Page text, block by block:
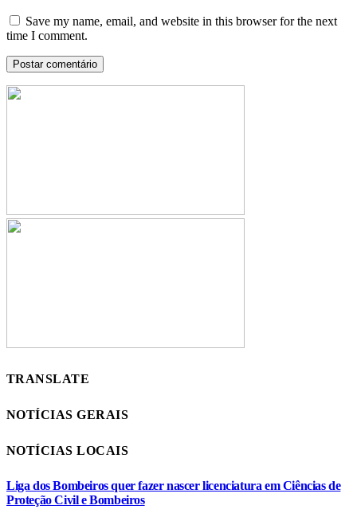
Save my name, email, and website in this browser for the next
time I comment.
TRANSLATE
NOTÍCIAS GERAIS
NOTÍCIAS LOCAIS
Liga dos Bombeiros quer fazer nascer licenciatura em Ciências de
Proteção Civil e Bombeiros